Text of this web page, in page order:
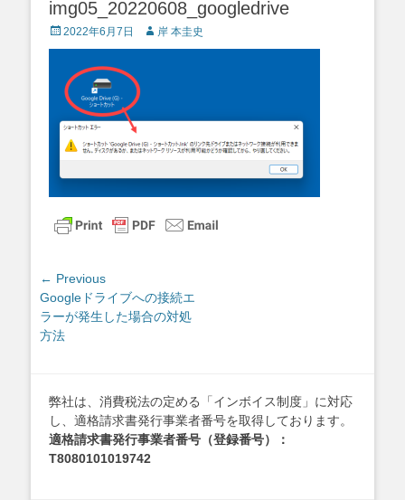
img05_20220608_googledrive
Posted
on
2022年6月7日 Author
岸 本圭史
投
稿
ナ
ビ
シ
ョ
ン
← Previous
Previous
post:
Googleドライブへの接続エ
ラーが発生した場合の対処
方法
弊社は、消費税法の定める「インボイス制度」に対応
し、適格請求書発行事業者番号を取得しております。
適格請求書発行事業者番号（登録番号）：
T8080101019742